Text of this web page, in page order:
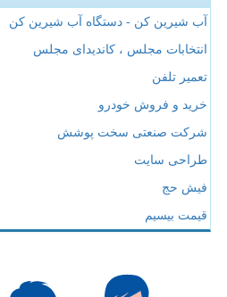
آب شیرین کن - دستگاه آب شیرین کن
انتخابات مجلس ، کاندیدای مجلس
تعمیر تلفن
خرید و فروش خودرو
شرکت صنعتی سخت پوشش
طراحی سایت
فیش حج
قیمت بیسیم